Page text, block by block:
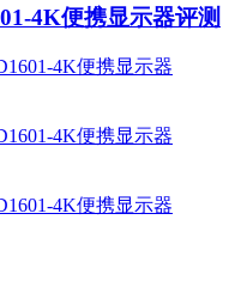
4K便携显示器评测